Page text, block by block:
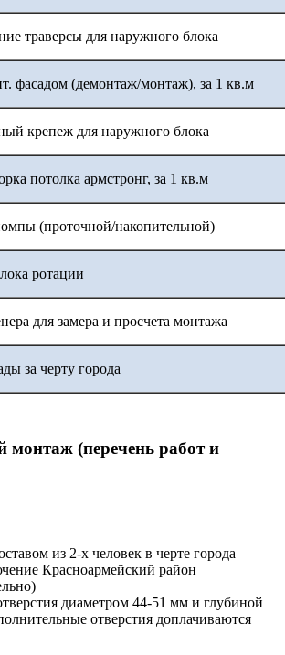
траверсы для наружного блока
фасадом (демонтаж/монтаж), за 1 кв.м
крепеж для наружного блока
потолка армстронг, за 1 кв.м
(проточной/накопительной)
ротации
для замера и просчета монтажа
за черту города
монтаж (перечень работ и
из 2-х человек в черте города
Красноармейский район
диаметром 44-51 мм и глубиной
отверстия доплачиваются